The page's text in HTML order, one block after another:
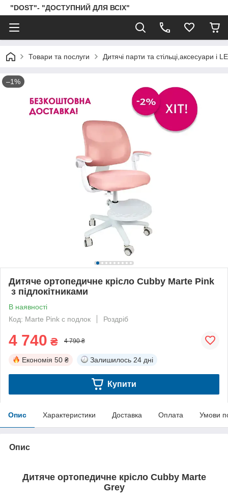
"DOST"- "ДОСТУПНИЙ ДЛЯ ВСІХ"
Товари та послуги Дитячі парти та стільці,аксесуари і
–1%
Дитяче ортопедичне крісло Cubby Marte Pink
з підлокітниками
В наявності
Код: Marte Pink с подлок
Роздріб
4 740 ₴ 4 790 ₴
Економія 50 ₴ Залишилось 24 дні
Купити
Опис Характеристики Доставка Оплата Умови
Опис
Дитяче ортопедичне крісло Cubby Marte
Grey